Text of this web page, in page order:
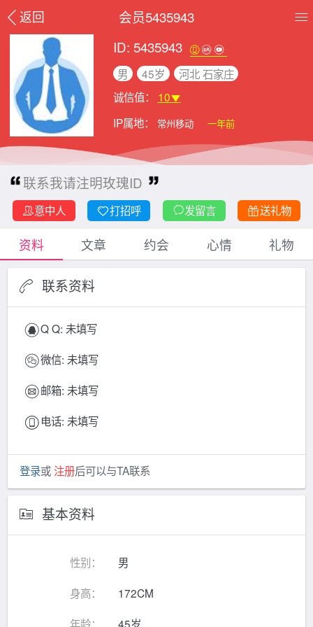
返回
会员5435943
ID: 5435943
男 45岁
河北 石家庄
诚信值： 10
IP属地：
常州移动 一年前
联系我请注明玫瑰ID
意中人 打招呼 发留言 送礼物
资料 文章 约会 心情 礼物
联系资料
Q Q: 未填写
微信: 未填写
邮箱: 未填写
电话: 未填写
登录或注册后可以与TA联系
基本资料
性别：
男
身高：
172CM
年龄：
45岁